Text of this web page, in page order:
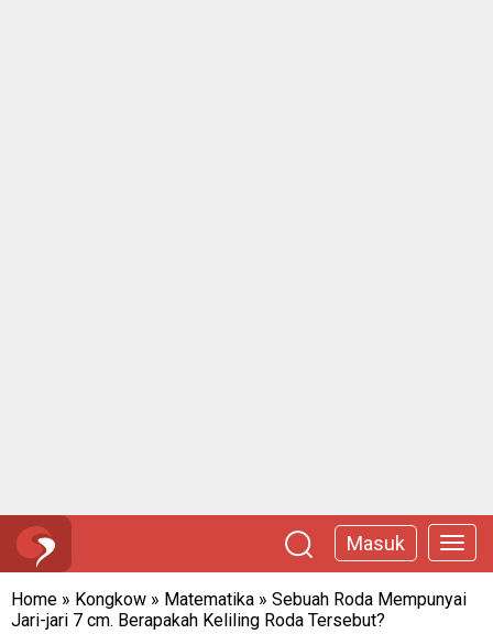
Masuk
Home » Kongkow » Matematika » Sebuah Roda Mempunyai
Jari-jari 7 cm. Berapakah Keliling Roda Tersebut?